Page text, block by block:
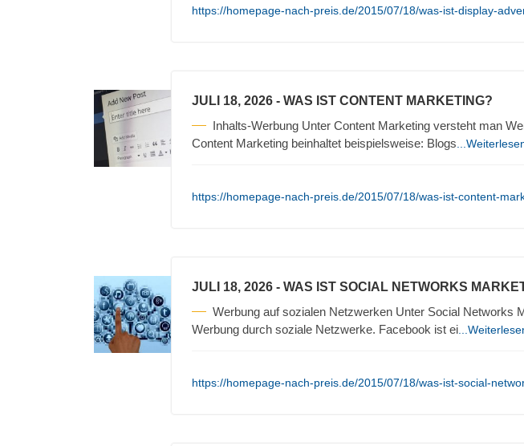
https://homepage-nach-preis.de/2015/07/18/was-ist-display-
JULI 18, 2026 - WAS IST CONTENT MARKETING?
Inhalts-Werbung Unter Content Marketing versteht man
Content Marketing beinhaltet beispielsweise: Blogs
https://homepage-nach-preis.de/2015/07/18/was-ist-content-
JULI 18, 2026 - WAS IST SOCIAL NETWORKS
Werbung auf sozialen Netzwerken Unter Social Networks
Werbung durch soziale Netzwerke. Facebook ist ei
https://homepage-nach-preis.de/2015/07/18/was-ist-social-